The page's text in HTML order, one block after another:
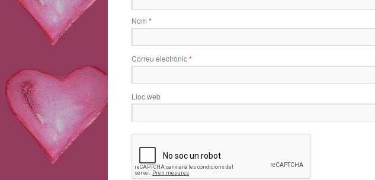
Nom *
Correu electrònic*
Lloc web